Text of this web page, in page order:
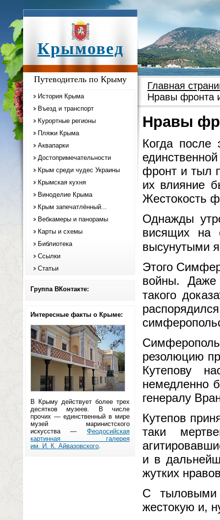
Крымовед
Путеводитель по Крыму
История Крыма
Въезд и транспорт
Курортные регионы
Пляжи Крыма
Аквапарки
Достопримечательности
Крым среди чудес Украины
Крымская кухня
Виноделие Крыма
Крым запечатлённый...
Вебкамеры и панорамы
Карты и схемы
Библиотека
Ссылки
Статьи
Группа ВКонтакте:
Интересные факты о Крыме:
В Крыму действует более трех
десятков музеев. В числе
прочих — единственный в мире
музей маринистского
искусства — Феодосийская
картинная галерея
им. И. К. Айвазовского.
Главная
Нравы фронта
Нравы
Когда после
фронт и тыл
их влияние
Жестокость
Однажды
висящих на
высунутыми
Этого
войны. Даже
такого
резолюцию
Кутепову
немедленно
генералу
Кутепов
таки
и в
жутких
С тыловыми
жестокую и,